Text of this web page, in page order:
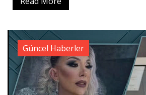
Güncel Haberler